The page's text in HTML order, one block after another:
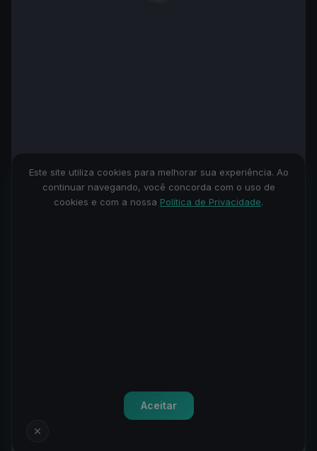
Este site utiliza cookies para melhorar sua experiência. Ao
continuar navegando, você concorda com o uso de
cookies e com a nossa Política de Privacidade.
Aceitar